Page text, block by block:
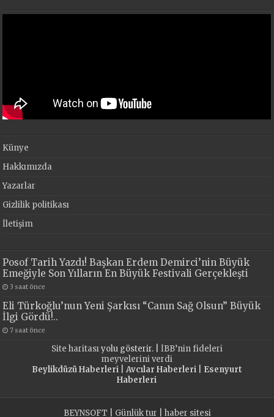
Künye
Hakkımızda
Yazarlar
Gizlilik politikası
İletişim
Posof Tarih Yazdı! Başkan Erdem Demirci’nin Büyük
Emeğiyle Son Yılların En Büyük Festivali Gerçekleşti
3 saat önce
Eli Türkoğlu’nun Yeni Şarkısı “Canın Sağ Olsun” Büyük
İlgi Gördü!..
7 saat önce
Site haritasıyolu gösterir. | İBB’nin fideleri
meyvelerini verdi
Beylikdüzü Haberleri| Avcılar Haberleri| Esenyurt
Haberleri
BEYNSOFT Günlük tur haber sitesi